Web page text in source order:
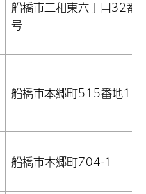
船橋市二和東六丁目32番4
号
船橋市本郷町515番地1
船橋市本郷町704-1